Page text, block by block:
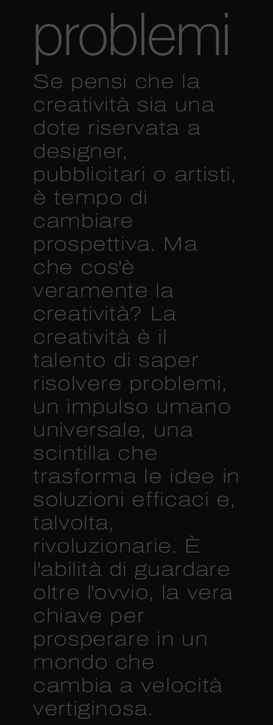
problemi
Se pensi che la
creatività sia una
dote riservata a
designer,
pubblicitari o artisti,
è tempo di
cambiare
prospettiva. Ma
che cos'è
veramente la
creatività? La
creatività è il
talento di saper
risolvere problemi,
un impulso umano
universale, una
scintilla che
trasforma le idee in
soluzioni efficaci e,
talvolta,
rivoluzionarie. È
l'abilità di guardare
oltre l'ovvio, la vera
chiave per
prosperare in un
mondo che
cambia a velocità
vertiginosa.